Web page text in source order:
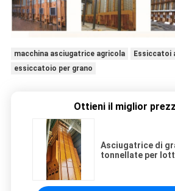
macchina asciugatrice agricola
Essiccatoi
essiccatoio per grano
Ottieni il miglior
Asciugatrice di
tonnellate per